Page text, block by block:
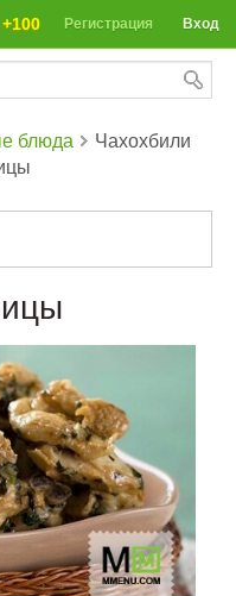
Вход
Регистрация
+100
блюда
Чахохбили